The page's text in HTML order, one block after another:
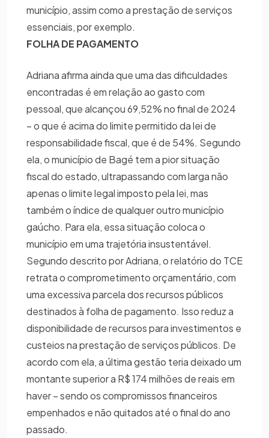
município, assim como a prestação de serviços
essenciais, por exemplo.
FOLHA DE PAGAMENTO
Adriana afirma ainda que uma das dificuldades
encontradas é em relação ao gasto com
pessoal, que alcançou 69,52% no final de 2024
– o que é acima do limite permitido da lei de
responsabilidade fiscal, que é de 54%. Segundo
ela, o município de Bagé tem a pior situação
fiscal do estado, ultrapassando com larga não
apenas o limite legal imposto pela lei, mas
também o índice de qualquer outro município
gaúcho. Para ela, essa situação coloca o
município em uma trajetória insustentável.
Segundo descrito por Adriana, o relatório do TCE
retrata o comprometimento orçamentário, com
uma excessiva parcela dos recursos públicos
destinados à folha de pagamento. Isso reduz a
disponibilidade de recursos para investimentos e
custeios na prestação de serviços públicos. De
acordo com ela, a última gestão teria deixado um
montante superior a R$ 174 milhões de reais em
haver – sendo os compromissos financeiros
empenhados e não quitados até o final do ano
passado.